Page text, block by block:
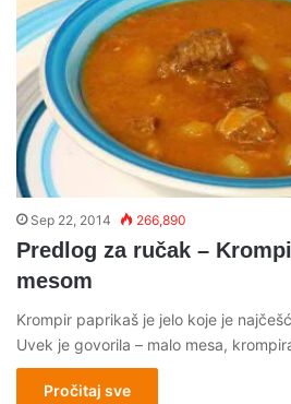
Sep 22, 2014 266,890
Predlog za ručak –
mesom
Krompir paprikaš je jelo koje je
Uvek je govorila – malo mesa,
Pročitaj sve